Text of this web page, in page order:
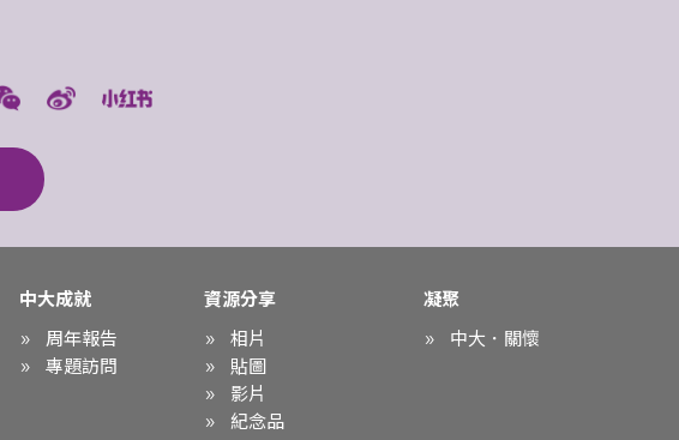
中大成就
周年報告
專題訪問
資源分享
相片
貼圖
影片
紀念品
凝聚
中大．關懷